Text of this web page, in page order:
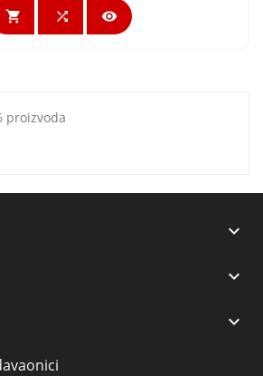
  
proizvoda


